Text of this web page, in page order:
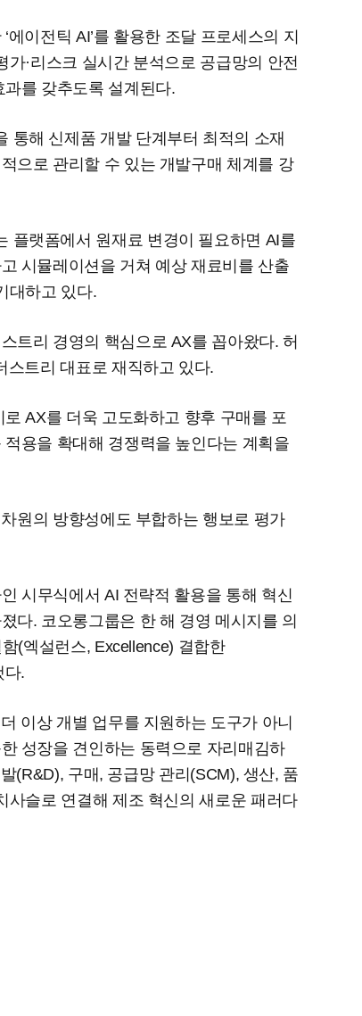
이전틱 AI’를 활용한 조달 프로세스의 지
·리스크 실시간 분석으로 공급망의 안전
를 갖추도록 설계된다.
통해 신제품 개발 단계부터 최적의 소재
으로 관리할 수 있는 개발구매 체계를 강
플랫폼에서 원재료 변경이 필요하면 AI를
시뮬레이션을 거쳐 예상 재료비를 산출
대하고 있다.
트리 경영의 핵심으로 AX를 꼽아왔다. 허
스트리 대표로 재직하고 있다.
AX를 더욱 고도화하고 향후 구매를 포
용을 확대해 경쟁력을 높인다는 계획을
원의 방향성에도 부합하는 행보로 평가
시무식에서 AI 전략적 활용을 통해 혁신
다. 코오롱그룹은 한 해 경영 메시지를 의
(엑설런스, Excellence) 결합한
다.
이상 개별 업무를 지원하는 도구가 아니
성장을 견인하는 동력으로 자리매김하
(R&D), 구매, 공급망 관리(SCM), 생산, 품
사슬로 연결해 제조 혁신의 새로운 패러다